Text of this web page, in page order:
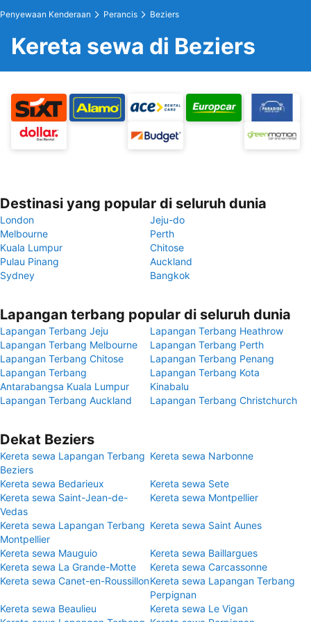
Penyewaan Kenderaan Perancis Beziers
Kereta sewa di Beziers
Destinasi yang popular di seluruh dunia
London
Jeju-do
Melbourne
Perth
Kuala Lumpur
Chitose
Pulau Pinang
Auckland
Sydney
Bangkok
Lapangan terbang popular di seluruh dunia
Lapangan Terbang Jeju
Lapangan Terbang Heathrow
Lapangan Terbang Melbourne
Lapangan Terbang Perth
Lapangan Terbang Chitose
Lapangan Terbang Penang
Lapangan Terbang
Antarabangsa Kuala Lumpur
Lapangan Terbang Kota
Kinabalu
Lapangan Terbang Auckland
Lapangan Terbang Christchurch
Dekat Beziers
Kereta sewa Lapangan Terbang
Beziers
Kereta sewa Narbonne
Kereta sewa Bedarieux
Kereta sewa Sete
Kereta sewa Saint-Jean-de-
Vedas
Kereta sewa Montpellier
Kereta sewa Lapangan Terbang
Montpellier
Kereta sewa Saint Aunes
Kereta sewa Mauguio
Kereta sewa Baillargues
Kereta sewa La Grande-Motte
Kereta sewa Carcassonne
Kereta sewa Canet-en-RoussillonKereta sewa Lapangan Terbang
Perpignan
Kereta sewa Beaulieu
Kereta sewa Le Vigan